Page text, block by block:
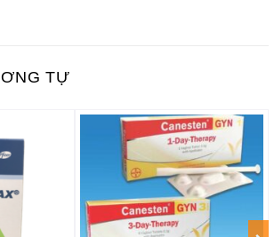
TỰ